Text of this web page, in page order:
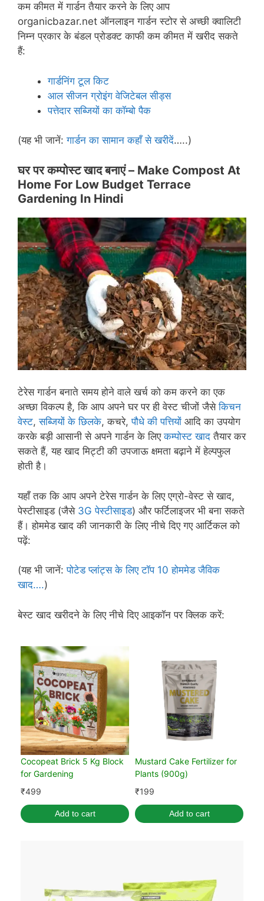
कम कीमत में गार्डन तैयार करने के लिए आप
organicbazar.net ऑनलाइन गार्डन स्टोर से अच्छी क्वालिटी
निम्न प्रकार के बंडल प्रोडक्ट काफी कम कीमत में खरीद सकते
हैं:
गार्डनिंग टूल किट
आल सीजन ग्रोइंग वेजिटेबल सीड्स
पत्तेदार सब्जियों का कॉम्बो पैक
(यह भी जानें:गार्डन का सामान कहाँ से खरीदें…..)
घर पर कम्पोस्ट खाद बनाएं – Make Compost At
Home For Low Budget Terrace
Gardening In Hindi
टेरेस गार्डन बनाते समय होने वाले खर्च को कम करने का एक
अच्छा विकल्प है, कि आप अपने घर पर ही वेस्ट चीजों जैसेकिचन
वेस्ट,सब्जियों के छिलके, कचरे,पौधे की पत्तियों आदि का उपयोग
करके बड़ी आसानी से अपने गार्डन के लिएकम्पोस्ट खाद तैयार कर
सकते हैं, यह खाद मिट्टी की उपजाऊ क्षमता बढ़ाने में हेल्पफुल
होती है।
यहाँ तक कि आप अपने टेरेस गार्डन के लिए एग्रो-वेस्ट से खाद,
पेस्टीसाइड (जैसे 3G पेस्टीसाइड) और फर्टिलाइजर भी बना सकते
हैं। होममेड खाद की जानकारी के लिए नीचे दिए गए आर्टिकल को
पढ़ें:
(यह भी जानें:पोटेड प्लांट्स के लिए टॉप 10 होममेड जैविक
खाद….)
बेस्ट खाद खरीदने के लिए नीचे दिए आइकॉन पर क्लिक करें:
Cocopeat Brick 5 Kg Block
for Gardening
₹499
Add to cart
Mustard Cake Fertilizer for
Plants (900g)
₹199
Add to cart